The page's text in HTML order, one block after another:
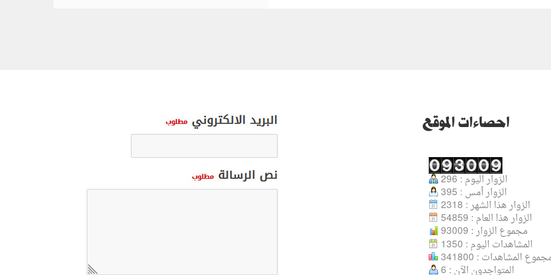
احصاءات الموقع
الزوار اليوم : 296
الزوار أمس : 395
الزوار هذا الشهر : 2318
الزوار هذا العام : 54859
مجموع الزوار : 93009
المشاهدات اليوم : 1350
المشاهدات : 341800
المتواجدون الآن : 6